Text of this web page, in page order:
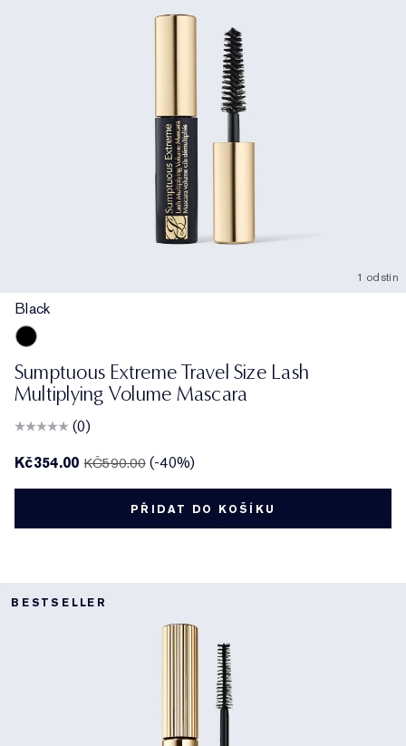
1 odstín
Black
Sumptuous Extreme Travel Size Lash
Multiplying Volume Mascara
(0)
Kč354.00KČ590.00 (-40%)
PŘIDAT DO KOŠÍKU
BESTSELLER